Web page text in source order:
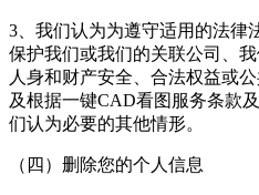
3、我们认为为遵守适用的法律
保护我们或我们的关联公司、
人身和财产安全、合法权益或
及根据一键CAD看图 服务条款
们认为必要的其他情形。
（四）删除您的个人信息